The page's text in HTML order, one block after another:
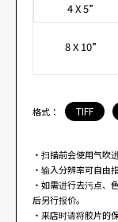
4 X 5”
8 X 10”
格式： TIFF
・扫描前会使用气吹
・输入分辨率可自由
・如需进行去污点、
后另行报价。
・来店时请将胶片的